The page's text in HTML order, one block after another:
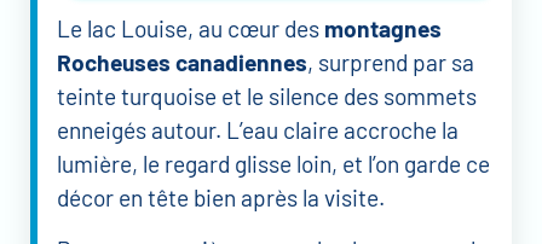
Le lac Louise, au cœur des montagnes
Rocheuses canadiennes, surprend par sa
teinte turquoise et le silence des sommets
enneigés autour. L’eau claire accroche la
lumière, le regard glisse loin, et l’on garde ce
décor en tête bien après la visite.